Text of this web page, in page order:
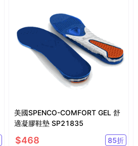
美國SPENCO-COMFORT GEL 舒
適凝膠鞋墊 SP21835
$468 85折